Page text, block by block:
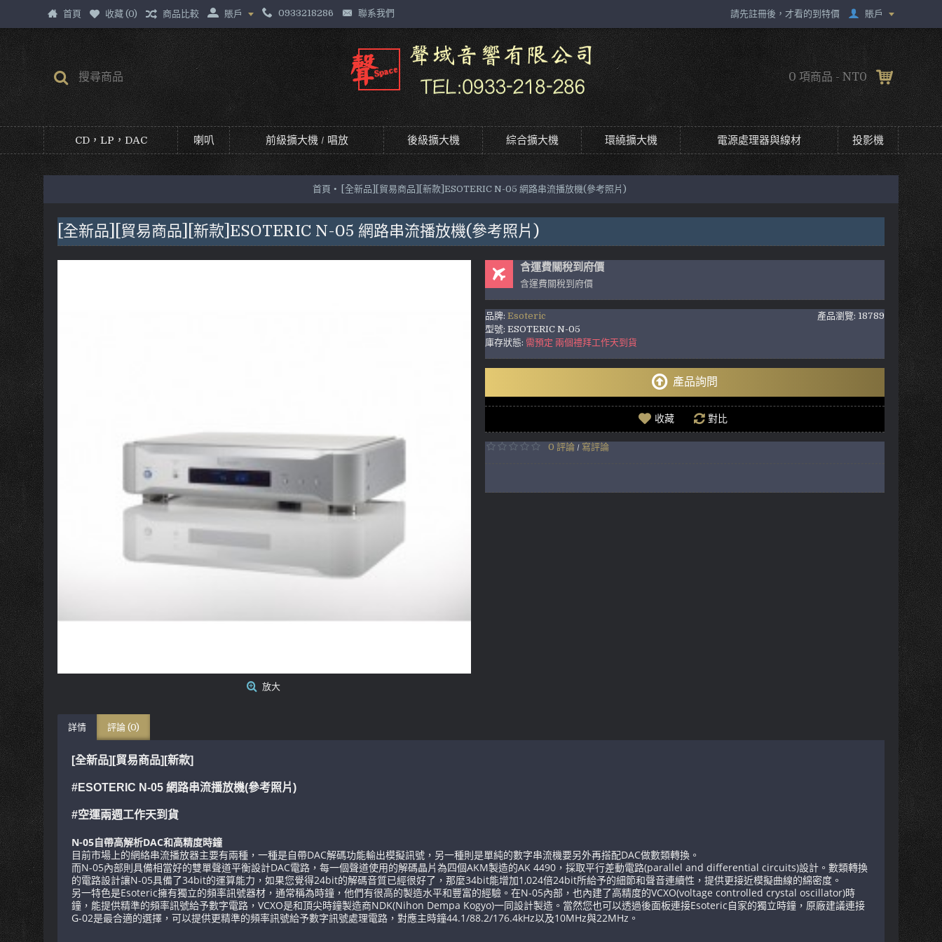
首頁 收藏 (0) 商品比較 賬戶 0933218286 聯系我們 請先註冊後，才看的到特價 賬戶
0 項商品 - NT0
CD，LP，DAC 喇叭 前級擴大機 / 唱放 後級擴大機 綜合擴大機 環繞擴大機 電源處理器與線材 投影機
首頁 [全新品][貿易商品][新款]ESOTERIC N-05 網路串流播放機(參考照片)
[全新品][貿易商品][新款]ESOTERIC N-05 網路串流播放機(參考照片)
放大
含運費關稅到府價
含運費關稅到府價
產品瀏覽: 18789
品牌: Esoteric
型號: ESOTERIC N-05
庫存狀態: 需預定 兩個禮拜工作天到貨
產品詢問
收藏 對比
0 評論 / 寫評論
詳情 評論 (0)
[全新品][貿易商品] [新款]
#ESOTERIC N-05 網路串流播放機(參考照片)
#空運兩週工作天到貨
N-05自帶高解析DAC和高精度時鐘
目前市場上的網絡串流播放器主要有兩種，一種是自帶DAC解碼功能輸出模擬訊號，另一種則是單純的數字串流機要另外再搭配DAC做數類轉換。
而N-05內部則具備相當好的雙單聲道平衡設計DAC電路，每一個聲道使用的解碼晶片為四個AKM製造的AK 4490，採取平行差動電路(parallel and differential circuits)設計。數類轉換
的電路設計讓N-05具備了34bit的運算能力，如果您覺得24bit的解碼音質已經很好了，那麼34bit能增加1,024倍24bit所給予的細節和聲音連續性，提供更接近模擬曲線的綿密度。
另一特色是Esoteric擁有獨立的頻率訊號器材，通常稱為時鐘，他們有很高的製造水平和豐富的經驗。在N-05內部，也內建了高精度的VCXO(voltage controlled crystal oscillator)時
鐘，能提供精準的頻率訊號給予數字電路，VCXO是和頂尖時鐘製造商NDK(Nihon Dempa Kogyo)一同設計製造。當然您也可以透過後面板連接Esoteric自家的獨立時鐘，原廠建議連接
G-02是最合適的選擇，可以提供更精準的頻率訊號給予數字訊號處理電路，對應主時鐘44.1/88.2/176.4kHz以及10MHz與22MHz。